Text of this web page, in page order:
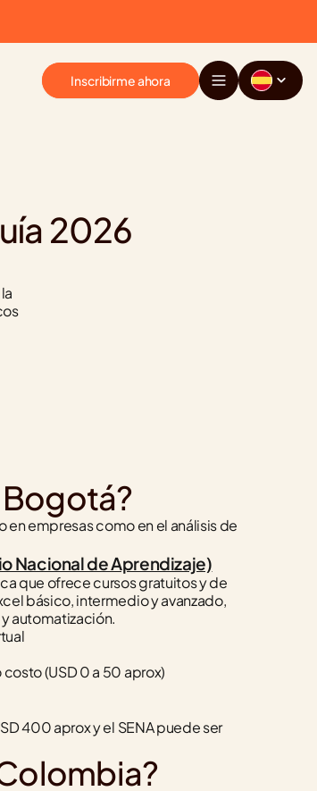
Inscribirme ahora
2026
Bogotá?
empresas como en el análisis de
Nacional de Aprendizaje)
que ofrece cursos gratuitos y de
básico, intermedio y avanzado,
automatización.
(USD 0 a 50 aprox)
400 aprox y el SENA puede ser